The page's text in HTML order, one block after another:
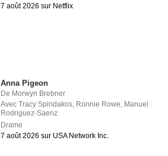
7 août 2026 sur Netflix
Anna Pigeon
De Morwyn Brebner
AvecTracy Spiridakos, Ronnie Rowe, Manuel
Rodriguez-Saenz
Drame
7 août 2026 sur USA Network Inc.